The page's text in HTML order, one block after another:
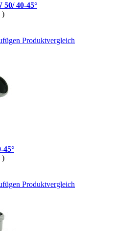
40-45°
)
Produktvergleich
45°
)
Produktvergleich